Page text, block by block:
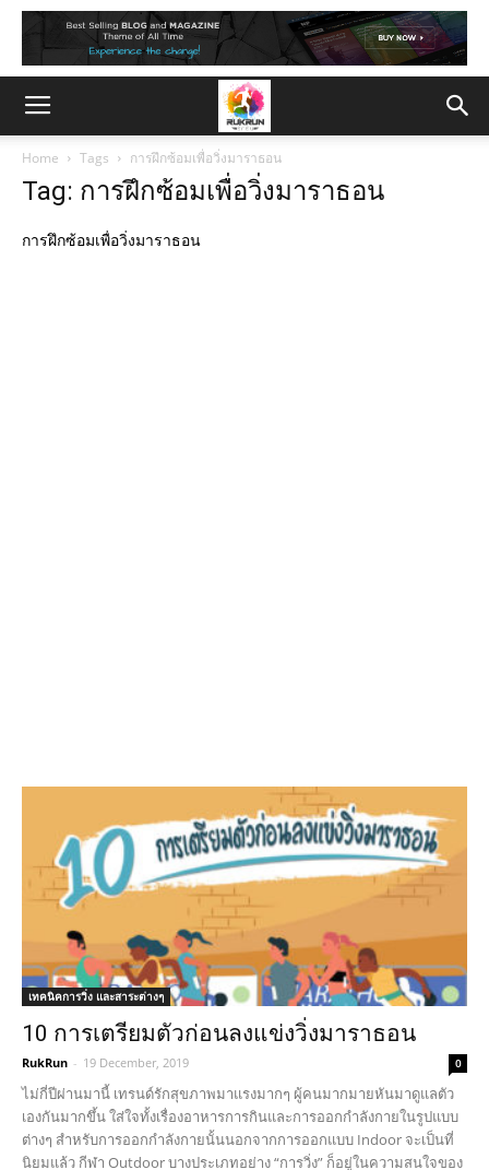
Home Tags การฝึกซ้อมเพื่อวิ่งมาราธอน
Tag: การฝึกซ้อมเพื่อวิ่งมาราธอน
การฝึกซ้อมเพื่อวิ่งมาราธอน
เทคนิคการวิ่ง และสาระต่างๆ
10 การเตรียมตัวก่อนลงแข่งวิ่งมาราธอน
RukRun - 19 December, 2019 0
ไม่กี่ปีผ่านมานี้ เทรนด์รักสุขภาพมาแรงมากๆ ผู้คนมากมายหันมาดูแลตัว
เองกันมากขึ้น ใส่ใจทั้งเรื่องอาหารการกินและการออกกำลังกายในรูปแบบ
ต่างๆ สำหรับการออกกำลังกายนั้นนอกจากการออกแบบ Indoor จะเป็นที่
นิยมแล้ว กีฬา Outdoor บางประเภทอย่าง “การวิ่ง” ก็อยู่ในความสนใจของ